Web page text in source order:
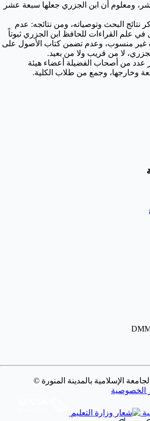
ومعلوم أن ابن الجزري جعلها سبعة عشر
نتائج البحث وتوصياته، ومن نتائجه: عدم
علم القراءات للحافظ ابن الجزري ثبوتاً
غير منسوب، وعدم تضمن كتاب الأصول على
لا من قريب ولا من بعيد.
من أصحاب الفضيلة أعضاء هيئة
وخارجها، وجمع من طلاب الكلية.
الإسلامية بالمدينة المنورة ©
الخصوصية